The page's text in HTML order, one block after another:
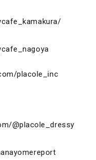
placole_inc
@placole_dressy